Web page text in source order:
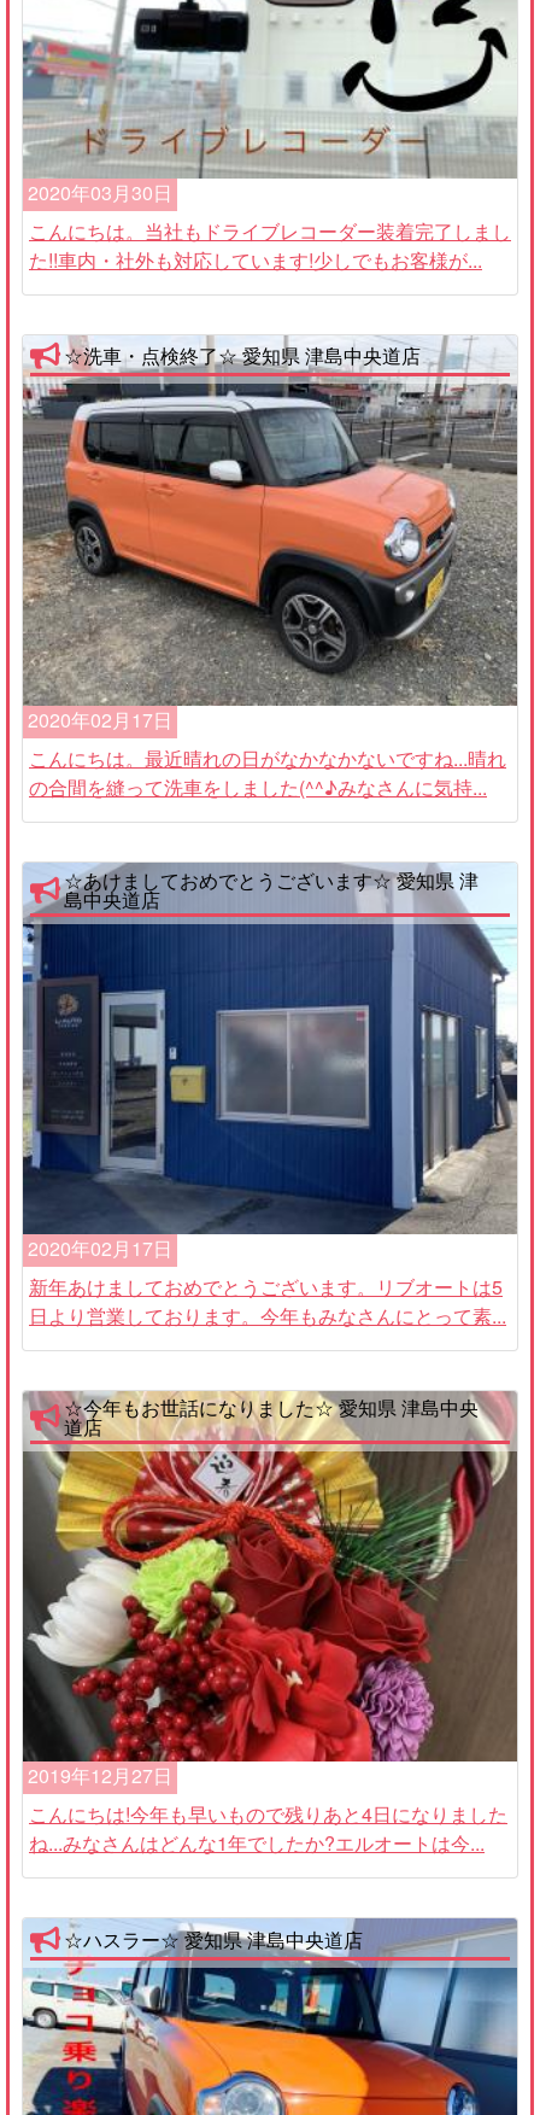
2020年03月30日
こんにちは。当社もドライブレコーダー装着完了しまし
た!!車内・社外も対応しています!少しでもお客様が...
☆洗車・点検終了☆ 愛知県 津島中央道店
2020年02月17日
こんにちは。最近晴れの日がなかなかないですね...晴れ
の合間を縫って洗車をしました(^^♪みなさんに気持...
☆あけましておめでとうございます☆ 愛知県 津
島中央道店
2020年02月17日
新年あけましておめでとうございます。リブオートは5
日より営業しております。今年もみなさんにとって素...
☆今年もお世話になりました☆ 愛知県 津島中央
道店
2019年12月27日
こんにちは!今年も早いもので残りあと4日になりました
ね...みなさんはどんな1年でしたか?エルオートは今...
☆ハスラー☆ 愛知県 津島中央道店